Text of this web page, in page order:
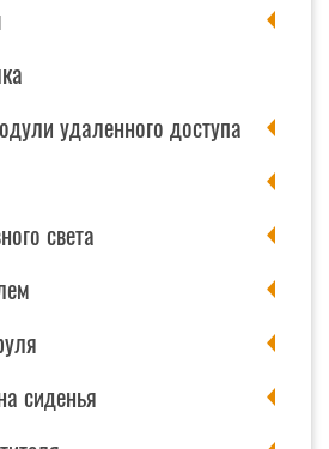
удаленного доступа
света
сиденья